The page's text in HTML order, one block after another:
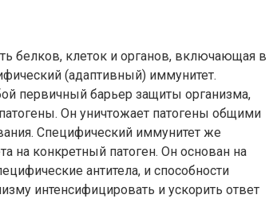
белков, клеток и органов, включающая в
(адаптивный) иммунитет.
первичный барьер защиты организма,
Он уничтожает патогены общими
Специфический иммунитет же
на конкретный патоген. Он основан на
антитела, и способности
интенсифицировать и ускорить ответ